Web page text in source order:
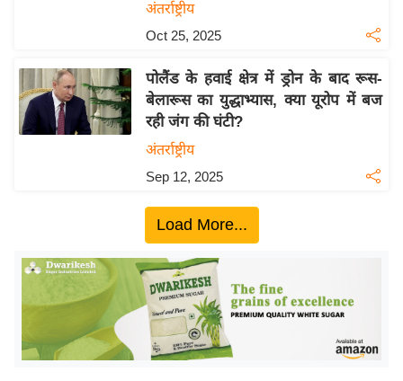
इं
डि
ग
टो
अंतर्राष्ट्रीय
Oct 25, 2025
पोलैंड के हवाई क्षेत्र में ड्रोन के बाद रूस-
बेलारूस का युद्धाभ्यास, क्या यूरोप में बज
रही जंग की घंटी?
अंतर्राष्ट्रीय
Sep 12, 2025
Load More...